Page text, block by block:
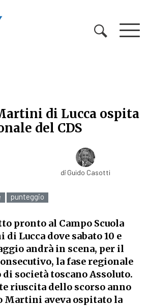
di Lucca ospita
del CDS
di Lucca ospita
diGuido Casotti
punteggio
pronto al Campo Scuola
Lucca dove sabato 10 e
andrà in scena, per il
la fase regionale
società toscano Assoluto.
riuscita dello scorso anno
Martini aveva ospitato la